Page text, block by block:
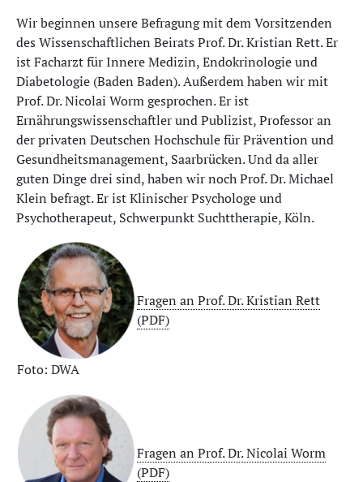
Wir beginnen unsere Befragung mit dem Vorsitzenden
des Wissenschaftlichen Beirats Prof. Dr. Kristian Rett. Er
ist Facharzt für Innere Medizin, Endokrinologie und
Diabetologie (Baden Baden). Außerdem haben wir mit
Prof. Dr. Nicolai Worm gesprochen. Er ist
Ernährungswissenschaftler und Publizist, Professor an
der privaten Deutschen Hochschule für Prävention und
Gesundheitsmanagement, Saarbrücken. Und da aller
guten Dinge drei sind, haben wir noch Prof. Dr. Michael
Klein befragt. Er ist Klinischer Psychologe und
Psychotherapeut, Schwerpunkt Suchttherapie, Köln.
Foto: DWA
Fragen an Prof. Dr. Kristian Rett
(PDF)
Fragen an Prof. Dr. Nicolai Worm
(PDF)